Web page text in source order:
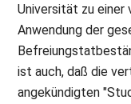
Universität zu
Anwendung der
ist auch, daß die
angekündigten